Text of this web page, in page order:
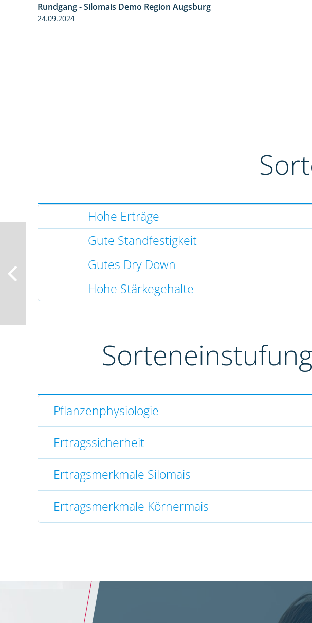
Rundgang - Silomais Demo Region Augsburg
24.09.2024
Hohe Erträge
Gute Standfestigkeit
Gutes Dry Down
Hohe Stärkegehalte
Pflanzenphysiologie
Ertragssicherheit
Ertragsmerkmale Silomais
Ertragsmerkmale Körnermais